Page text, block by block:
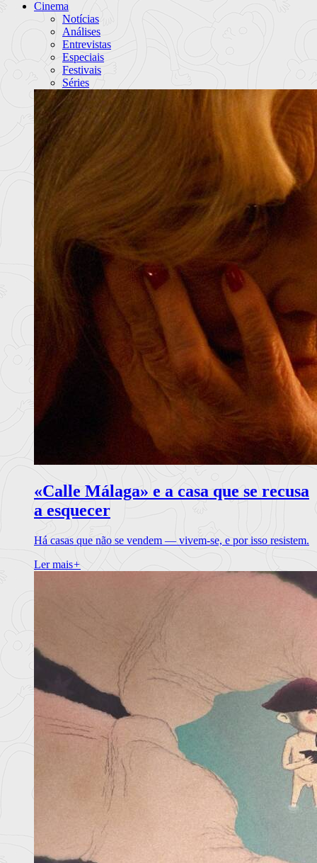
Cinema
Notícias
Análises
Entrevistas
Especiais
Festivais
Séries
«Calle Málaga» e a casa que se recusa
a esquecer
Há casas que não se vendem — vivem-se, e por isso resistem.
Ler mais+